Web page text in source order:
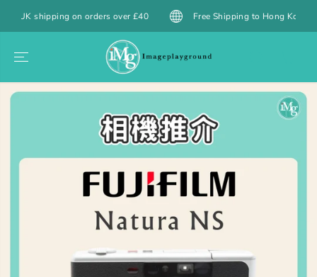
CONTENT
over £40 Free Shipping to Hong Kong over $399 HKD /